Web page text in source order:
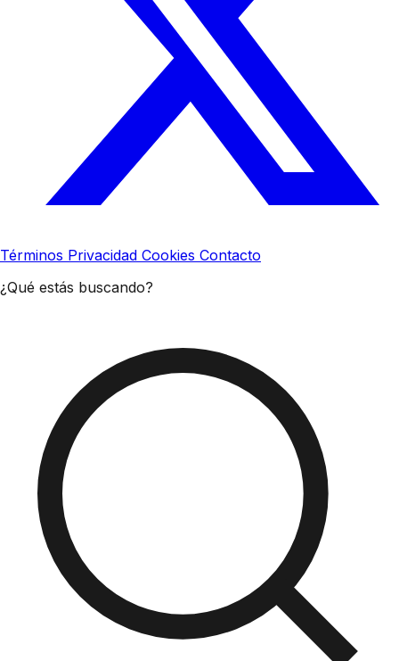
Términos Privacidad Cookies Contacto
¿Qué estás buscando?